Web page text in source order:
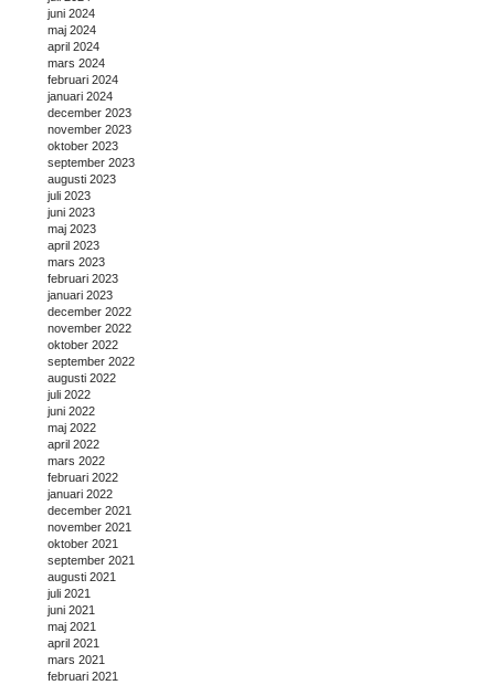
juni 2024
maj 2024
april 2024
mars 2024
februari 2024
januari 2024
december 2023
november 2023
oktober 2023
september 2023
augusti 2023
juli 2023
juni 2023
maj 2023
april 2023
mars 2023
februari 2023
januari 2023
december 2022
november 2022
oktober 2022
september 2022
augusti 2022
juli 2022
juni 2022
maj 2022
april 2022
mars 2022
februari 2022
januari 2022
december 2021
november 2021
oktober 2021
september 2021
augusti 2021
juli 2021
juni 2021
maj 2021
april 2021
mars 2021
februari 2021